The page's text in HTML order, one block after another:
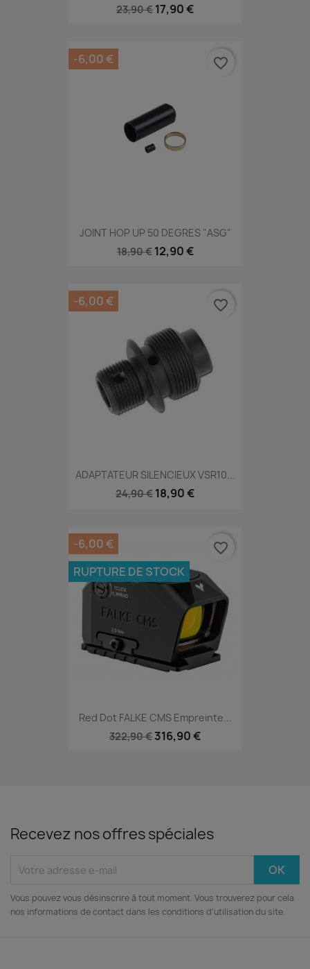
23,90 € 17,90 €
JOINT HOP UP 50 DEGRES "ASG"
18,90 € 12,90 €
-6,00 € favorite_border
ADAPTATEUR SILENCIEUX VSR10...
24,90 € 18,90 €
-6,00 € favorite_border
Red Dot FALKE CMS Empreinte...
322,90 € 316,90 €
-6,00 €
RUPTURE DE STOCK
favorite_border
Recevez nos offres spéciales
Vous pouvez vous désinscrire à tout moment. Vous trouverez pour cela
nos informations de contact dans les conditions d'utilisation du site.